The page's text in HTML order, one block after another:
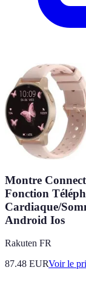
Montre
Fonction
Cardiaque/
Android Ios
Rakuten FR
87.48 EURVoir le